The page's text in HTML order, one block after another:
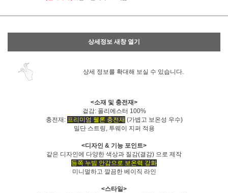
상세정보 새창 열기
상세 정보를 확대해 보실 수 있습니다.
<소재 및 충전재>
겉감: 폴리에스터 100%
충전재: 프리미엄 웰론 충전재 (가볍고 보온성 우수)
밀단 스트링, 투웨이 지퍼 적용
<디자인 & 기능 포인트>
같은 디자인에 다양한 색상과 질감(결감) 으로 제작
등쪽 누빔 안감으로 보온력 강화
미니멀하고 깔끔한 베이직 라인
<스타일>